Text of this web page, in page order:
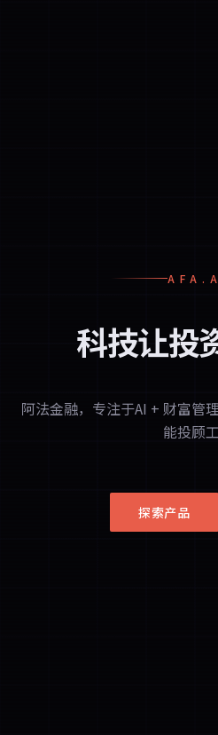
科技让投
阿法金融，专注于AI + 财富管
能投顾
探索产品